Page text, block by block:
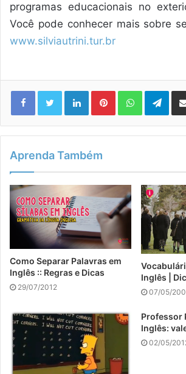
programas educacionais no
Você pode conhecer mais sobre
www.silviautrini.tur.br
LinkedinPinterestWhatsApp
Aprenda Também
Como Separar Palavras em
Inglês :: Regras e Dicas
29/07/2012
Inglês |
07/05/
Professor
Inglês:
02/05/